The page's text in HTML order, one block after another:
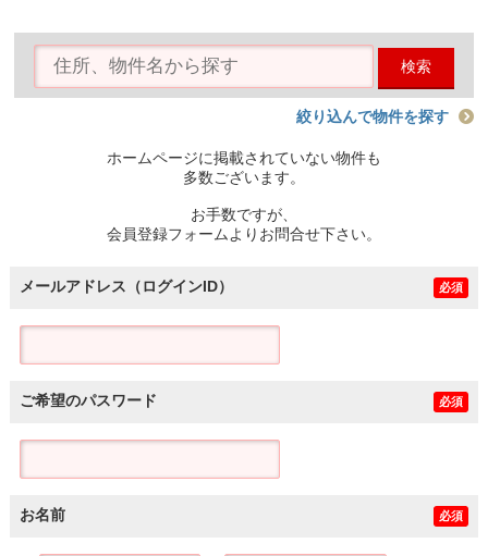
物件を探す
購入TOP
条件から探す
住宅ローン控除シミュレータ
検索
絞り込んで物件を探す
ホームページに掲載されていない物件も
多数ございます。
お手数ですが、
会員登録フォームよりお問合せ下さい。
メールアドレス（ログインID） 必須
ご希望のパスワード 必須
お名前 必須